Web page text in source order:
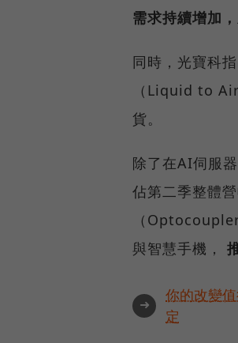
需求持續增加
同時，光寶科
（Liquid to
貨。
除了在AI伺服
佔第二季整體
（
與智慧手機，
➜
你的改變
定